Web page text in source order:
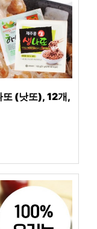
(낫또), 12개,